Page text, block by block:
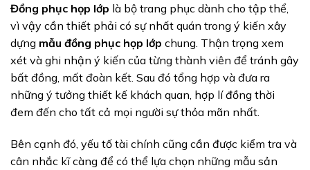
Đồng phục họp lớp là bộ trang phục dành cho tập thể,
vì vậy cần thiết phải có sự nhất quán trong ý kiến xây
dựng mẫu đồng phục họp lớp chung. Thận trọng xem
xét và ghi nhận ý kiến của từng thành viên để tránh gây
bất đồng, mất đoàn kết. Sau đó tổng hợp và đưa ra
những ý tưởng thiết kế khách quan, hợp lí đồng thời
đem đến cho tất cả mọi người sự thỏa mãn nhất.
Bên cạnh đó, yếu tố tài chính cũng cần được kiểm tra và
cân nhắc kĩ càng để có thể lựa chọn những mẫu sản